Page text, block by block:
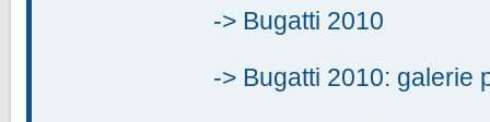
-> Bugatti 2010
-> Bugatti 2010: galerie